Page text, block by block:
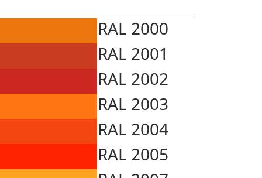
RAL 2000
RAL 2001
RAL 2002
RAL 2003
RAL 2004
RAL 2005